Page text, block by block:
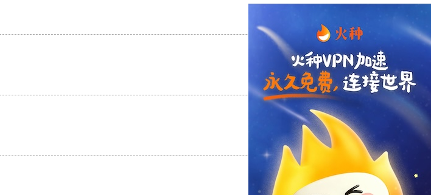
支持[0] 反对[0]
支持[0] 反对